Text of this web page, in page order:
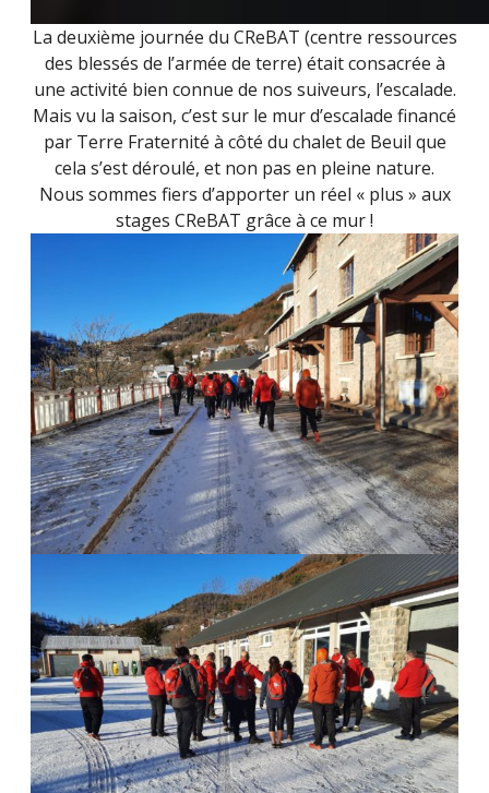
La deuxième journée du CReBAT (centre ressources
des blessés de l’armée de terre) était consacrée à
une activité bien connue de nos suiveurs, l’escalade.
Mais vu la saison, c’est sur le mur d’escalade financé
par Terre Fraternité à côté du chalet de Beuil que
cela s’est déroulé, et non pas en pleine nature.
Nous sommes fiers d’apporter un réel « plus » aux
stages CReBAT grâce à ce mur !